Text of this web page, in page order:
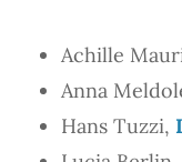
Achille
Anna
Hans Tuzzi,